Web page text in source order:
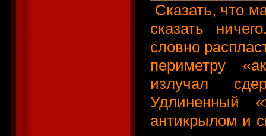
Сказать, что
сказать
словно
периметру
излучал
Удлиненный
антикрылом и